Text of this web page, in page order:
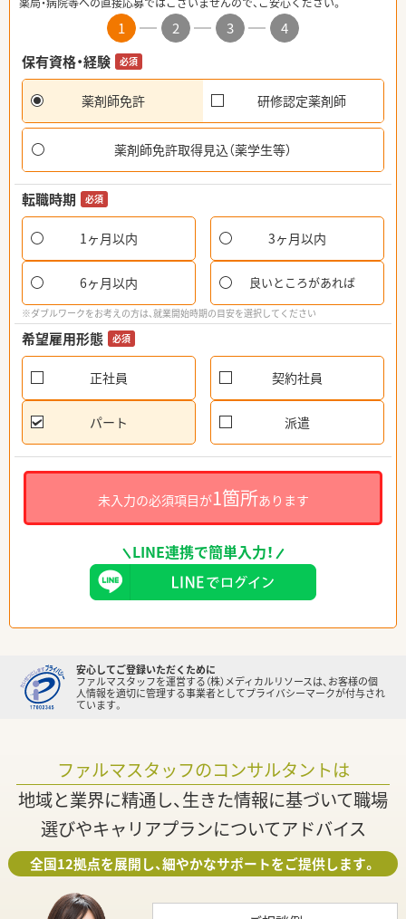
1 2 3
4
保有資格・経験
必須
薬剤師免許 研修認定薬剤師
薬剤師免許取得見込（薬学生等）
転職時期 必須
1ヶ月以内 3ヶ月以内
6ヶ月以内 良いところがあれば
※ダブルワークをお考えの方は、就業開始時期の目安を選択してください
希望雇用形態 必須
正社員 契約社員
パート 派遣
未入力の必須項目が1箇所あります
LINE連携で簡単入力！
安心してご登録いただくために
ファルマスタッフを運営する（株）メディカルリソースは、お客様の個
人情報を適切に管理する事業者としてプライバシーマークが付与され
ています。
ファルマスタッフのコンサルタントは
地域と業界に精通し、生きた情報に基づいて職場
選びやキャリアプランについてアドバイス
全国12拠点を展開し、細やかなサポートをご提供します。